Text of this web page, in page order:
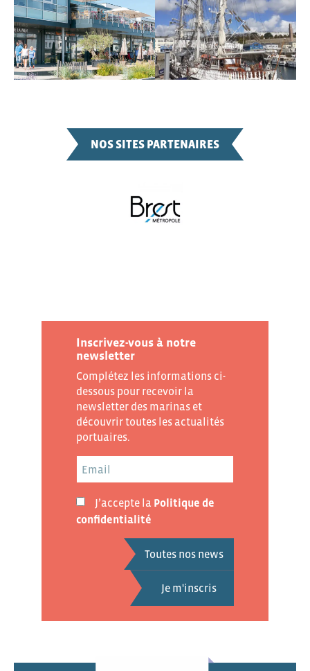
NOS SITES PARTENAIRES
Inscrivez-vous à notre
newsletter
Complétez les informations ci-
dessous pour recevoir la
newsletter des marinas et
découvrir toutes les actualités
portuaires.
J’accepte la Politique de
confidentialité
Toutes nos news